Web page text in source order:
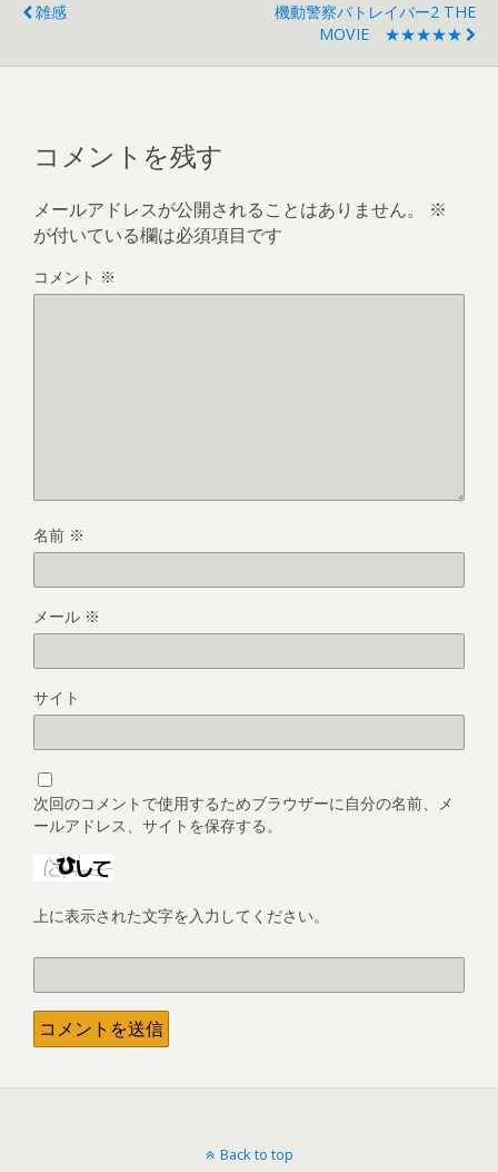
雑感
機動警察パトレイバー2 THE
MOVIE ★★★★★
コメントを残す
メールアドレスが公開されることはありません。
※
が付いている欄は必須項目です
コメント ※
名前 ※
メール ※
サイト
次回のコメントで使用するためブラウザーに自分の名前、メ
ールアドレス、サイトを保存する。
上に表示された文字を入力してください。
Back to top